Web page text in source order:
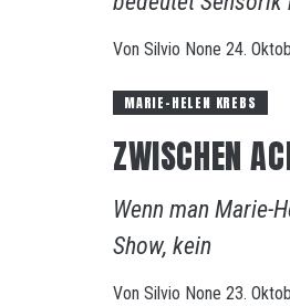
Von Silvio None 24.
MARIE-HELEN KREBS
ZWISCHEN
Wenn man Marie-
Show, kein
Von Silvio None 23.